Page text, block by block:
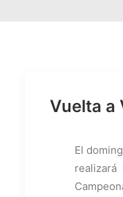
Vuelta a
El
realizará